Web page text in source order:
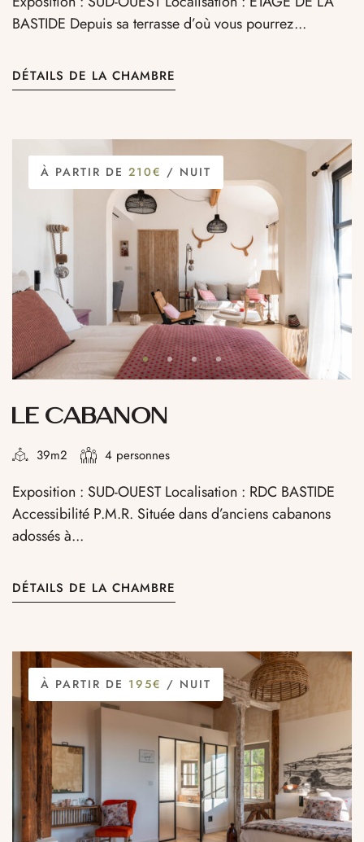
BASTIDE Depuis sa terrasse d’où vous pourrez...
DÉTAILS DE LA CHAMBRE
À PARTIR DE 210€ / NUIT
LE CABANON
39m2 4 personnes
Exposition : SUD-OUEST Localisation : RDC BASTIDE
Accessibilité P.M.R. Située dans d’anciens cabanons
adossés à...
DÉTAILS DE LA CHAMBRE
À PARTIR DE 195€ / NUIT